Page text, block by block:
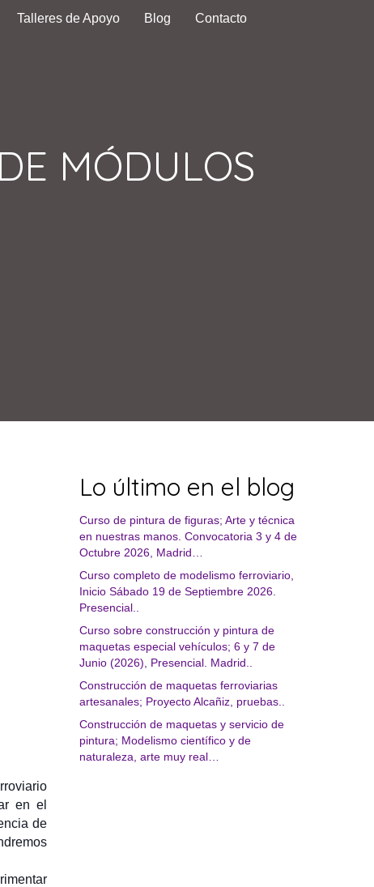
Talleres de Apoyo Blog Contacto
MÓDULOS
en el
de
Lo último en el blog
Curso de pintura de figuras; Arte y técnica
en nuestras manos. Convocatoria 3 y 4 de
Octubre 2026, Madrid…
Curso completo de modelismo ferroviario,
Inicio Sábado 19 de Septiembre 2026.
Presencial..
Curso sobre construcción y pintura de
maquetas especial vehículos; 6 y 7 de
Junio (2026), Presencial. Madrid..
Construcción de maquetas ferroviarias
artesanales; Proyecto Alcañiz, pruebas..
Construcción de maquetas y servicio de
pintura; Modelismo científico y de
naturaleza, arte muy real…